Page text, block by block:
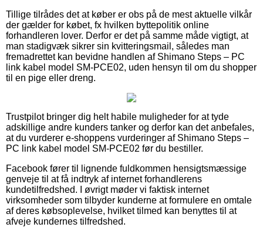
Tillige tilrådes det at køber er obs på de mest aktuelle vilkår
der gælder for købet, fx hvilken byttepolitik online
forhandleren lover. Derfor er det på samme måde vigtigt, at
man stadigvæk sikrer sin kvitteringsmail, således man
fremadrettet kan bevidne handlen af Shimano Steps – PC
link kabel model SM-PCE02, uden hensyn til om du shopper
til en pige eller dreng.
Trustpilot bringer dig helt habile muligheder for at tyde
adskillige andre kunders tanker og derfor kan det anbefales,
at du vurderer e-shoppens vurderinger af Shimano Steps –
PC link kabel model SM-PCE02 før du bestiller.
Facebook fører til lignende fuldkommen hensigtsmæssige
genveje til at få indtryk af internet forhandlerens
kundetilfredshed. I øvrigt møder vi faktisk internet
virksomheder som tilbyder kunderne at formulere en omtale
af deres købsoplevelse, hvilket tilmed kan benyttes til at
afveje kundernes tilfredshed.